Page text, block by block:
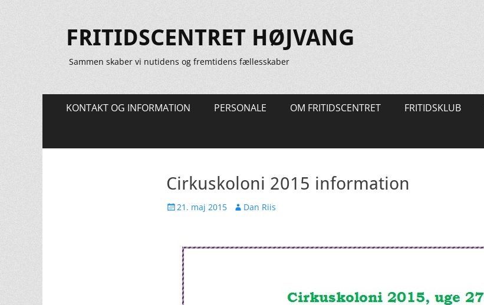
FRITIDSCENTRET HØJVANG
Sammen skaber vi nutidens og fremtidens fællesskaber
Primær
KONTAKT OG INFORMATION PERSONALE OM FRITIDSCENTRET FRITIDSKLUB
Cirkuskoloni 2015 information
Udgivet
21. maj 2015 Forfatter
Dan Riis